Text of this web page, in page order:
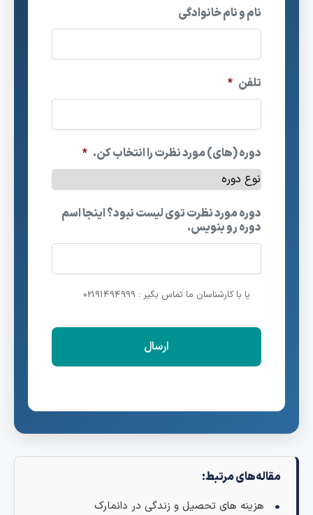
نام و نام خانوادگی
دوره (های) مورد نظرت را انتخاب کن. *
دوره مورد نظرت توی لیست نبود؟ اینجا اسم
دوره رو بنویس.
یا با کارشناسان ما تماس بگیر : 02191494999
مرتبط:
هزینه های تحصیل و زندگی در دانمارک